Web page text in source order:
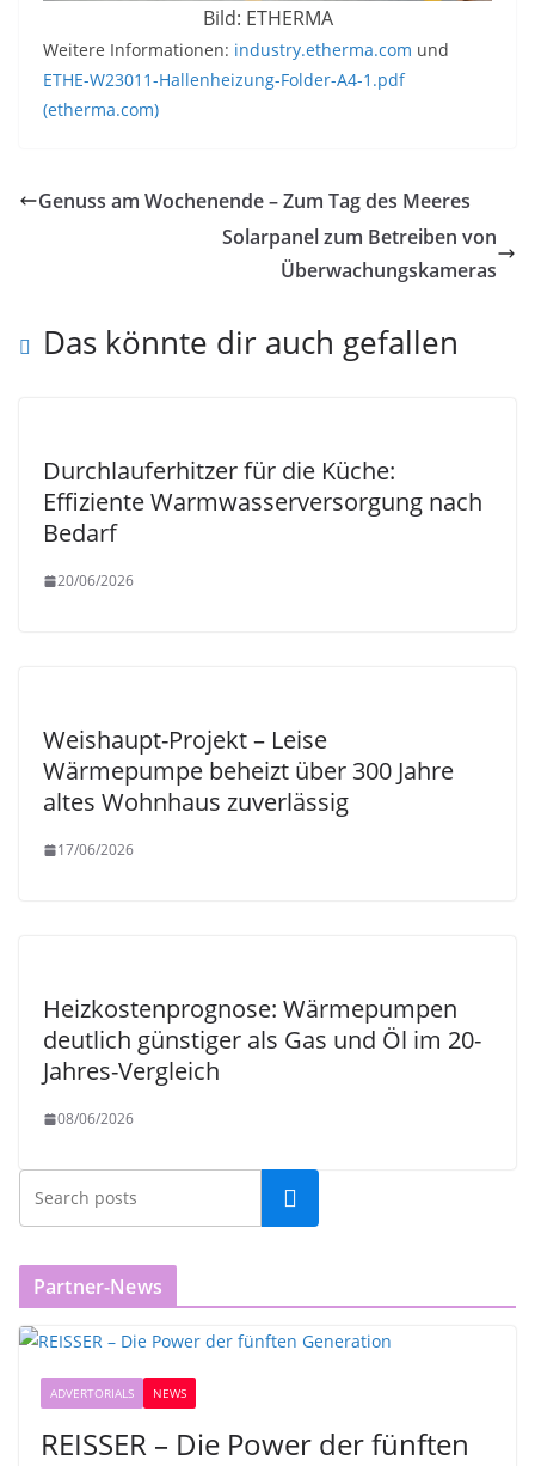
Bild: ETHERMA
Weitere Informationen: industry.etherma.com und
ETHE-W23011-Hallenheizung-Folder-A4-1.pdf
(etherma.com)
Genuss am Wochenende – Zum Tag des Meeres
Solarpanel zum Betreiben von
Überwachungskameras
Das könnte dir auch gefallen
Durchlauferhitzer für die Küche:
Effiziente Warmwasserversorgung nach
Bedarf
20/06/2026
Weishaupt-Projekt – Leise
Wärmepumpe beheizt über 300 Jahre
altes Wohnhaus zuverlässig
17/06/2026
Heizkostenprognose: Wärmepumpen
deutlich günstiger als Gas und Öl im 20-
Jahres-Vergleich
08/06/2026
Partner-News
ADVERTORIALS NEWS
REISSER – Die Power der fünften